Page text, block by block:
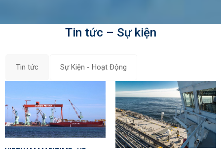
Tin tức – Sự kiện
Tin tức Sự Kiện - Hoạt Động